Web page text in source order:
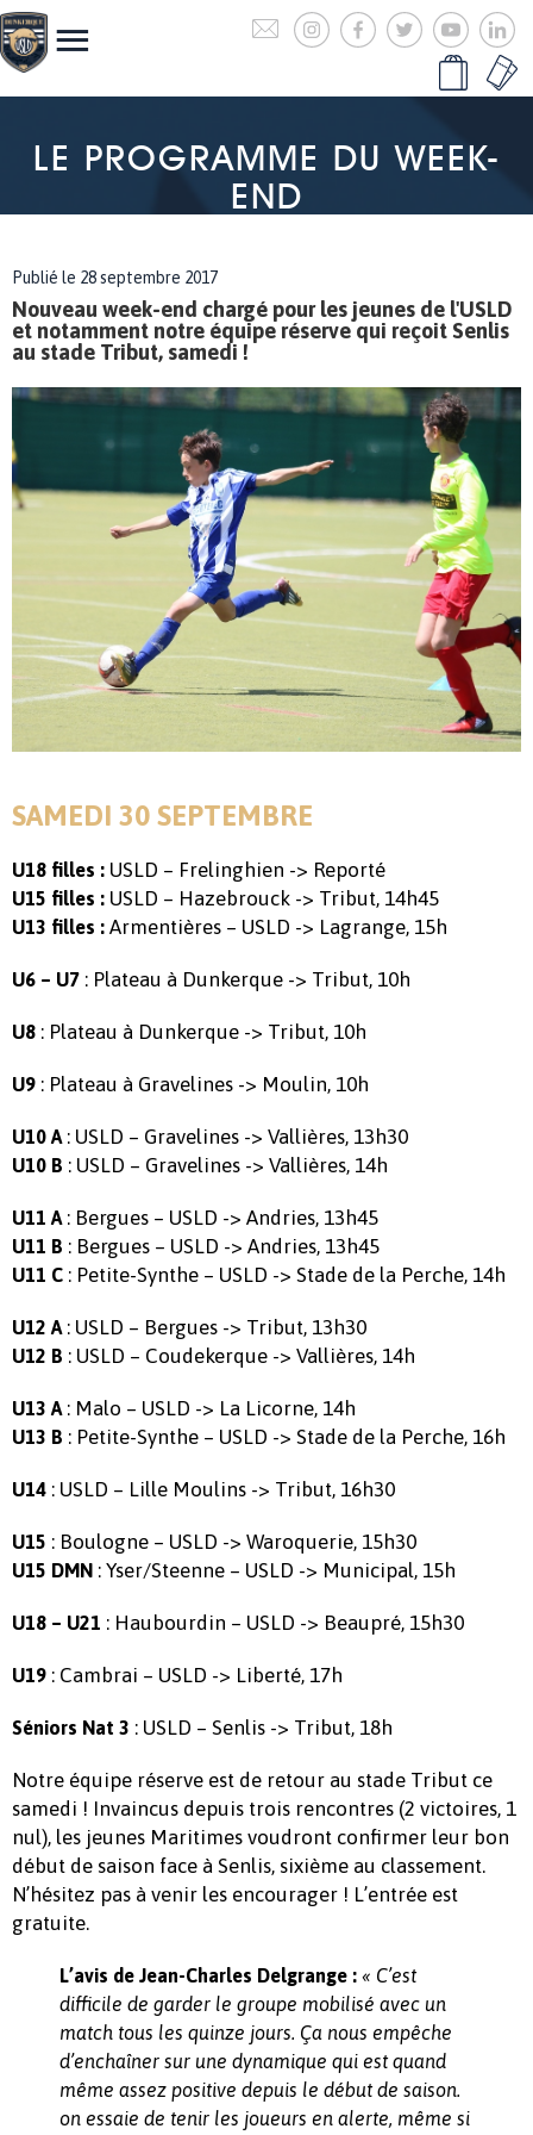
LE PROGRAMME DU WEEK-
END
Publié le 28 septembre 2017
Nouveau week-end chargé pour les jeunes de l'USLD
et notamment notre équipe réserve qui reçoit Senlis
au stade Tribut, samedi !
SAMEDI 30 SEPTEMBRE
U18 filles : USLD – Frelinghien -> Reporté
U15 filles : USLD – Hazebrouck -> Tribut, 14h45
U13 filles : Armentières – USLD -> Lagrange, 15h
U6 – U7 : Plateau à Dunkerque -> Tribut, 10h
U8 : Plateau à Dunkerque -> Tribut, 10h
U9 : Plateau à Gravelines -> Moulin, 10h
U10 A : USLD – Gravelines -> Vallières, 13h30
U10 B : USLD – Gravelines -> Vallières, 14h
U11 A : Bergues – USLD -> Andries, 13h45
U11 B : Bergues – USLD -> Andries, 13h45
U11 C : Petite-Synthe – USLD -> Stade de la Perche, 14h
U12 A : USLD – Bergues -> Tribut, 13h30
U12 B : USLD – Coudekerque -> Vallières, 14h
U13 A : Malo – USLD -> La Licorne, 14h
U13 B : Petite-Synthe – USLD -> Stade de la Perche, 16h
U14 : USLD – Lille Moulins -> Tribut, 16h30
U15 : Boulogne – USLD -> Waroquerie, 15h30
U15 DMN : Yser/Steenne – USLD -> Municipal, 15h
U18 – U21 : Haubourdin – USLD -> Beaupré, 15h30
U19 : Cambrai – USLD -> Liberté, 17h
Séniors Nat 3 : USLD – Senlis -> Tribut, 18h
Notre équipe réserve est de retour au stade Tribut ce
samedi ! Invaincus depuis trois rencontres (2 victoires, 1
nul), les jeunes Maritimes voudront confirmer leur bon
début de saison face à Senlis, sixième au classement.
N’hésitez pas à venir les encourager ! L’entrée est
gratuite.
L’avis de Jean-Charles Delgrange : « C’est
difficile de garder le groupe mobilisé avec un
match tous les quinze jours. Ça nous empêche
d’enchaîner sur une dynamique qui est quand
même assez positive depuis le début de saison.
on essaie de tenir les joueurs en alerte, même si